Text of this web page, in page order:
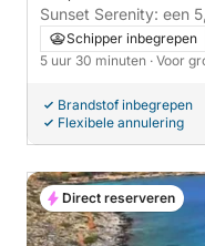
Sunset Serenity: een
mythische Dia-eiland
Schipper inbegrepen
5 uur 30 minuten · Voor
Brandstof inbegrepen
Flexibele annulering
Direct reserveren